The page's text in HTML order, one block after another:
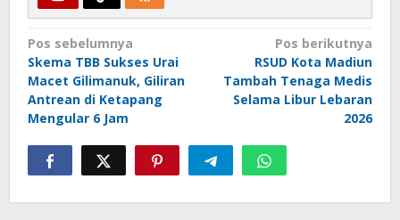
Navigasi
pos
Pos sebelumnya
Skema TBB Sukses Urai
Macet Gilimanuk, Giliran
Antrean di Ketapang
Mengular 6 Jam
Pos berikutnya
RSUD Kota Madiun
Tambah Tenaga Medis
Selama Libur Lebaran
2026